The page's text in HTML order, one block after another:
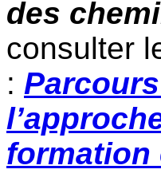
des
consulter
:
formation